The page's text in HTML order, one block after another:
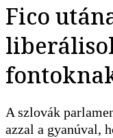
Fico
A szlovák
azzal a gyanúval,